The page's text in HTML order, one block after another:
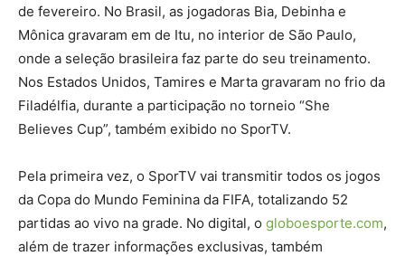
de fevereiro. No Brasil, as jogadoras Bia, Debinha e
Mônica gravaram em de Itu, no interior de São Paulo,
onde a seleção brasileira faz parte do seu treinamento.
Nos Estados Unidos, Tamires e Marta gravaram no frio da
Filadélfia, durante a participação no torneio “She
Believes Cup”, também exibido no SporTV.
Pela primeira vez, o SporTV vai transmitir todos os jogos
da Copa do Mundo Feminina da FIFA, totalizando 52
partidas ao vivo na grade. No digital, o globoesporte.com,
além de trazer informações exclusivas, também